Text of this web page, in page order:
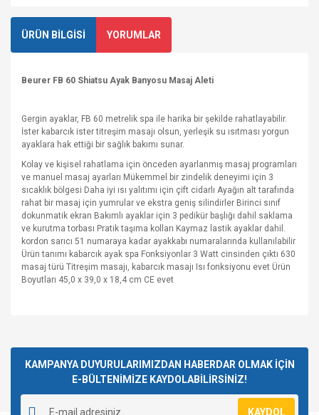
ÜRÜN BİLGİSİ YORUMLAR
Beurer FB 60 Shiatsu Ayak Banyosu Masaj Aleti
Gergin ayaklar, FB 60 metrelik spa ile harika bir şekilde rahatlayabilir.
İster kabarcık ister titreşim masajı olsun, yerleşik su ısıtması yorgun
ayaklara hak ettiği bir sağlık bakımı sunar.
Kolay ve kişisel rahatlama için önceden ayarlanmış masaj programları
ve manuel masaj ayarları Mükemmel bir zindelik deneyimi için 3
sıcaklık bölgesi Daha iyi ısı yalıtımı için çift cidarlı Ayağın alt tarafında
rahat bir masaj için yumrular ve ekstra geniş silindirler Birinci sınıf
dokunmatik ekran Bakımlı ayaklar için 3 pedikür başlığı dahil saklama
ve kurutma torbası Pratik taşıma kolları Kaymaz lastik ayaklar dahil.
kordon sarıcı 51 numaraya kadar ayakkabı numaralarında kullanılabilir
Ürün tanımı kabarcık ayak spa Fonksiyonlar 3 Watt cinsinden çıktı 630
masaj türü Titreşim masajı, kabarcık masajı Isı fonksiyonu evet Ürün
Boyutları 45,0 x 39,0 x 18,4 cm CE evet
KAMPANYA DUYURULARIMIZDAN HABERDAR OLMAK İÇİN
E-BÜLTENİMİZE KAYDOLABİLİRSİNİZ!
KAYDOL